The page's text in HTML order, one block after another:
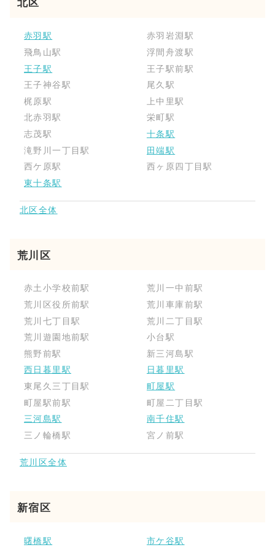
北区
赤羽駅
赤羽岩淵駅
飛鳥山駅
浮間舟渡駅
王子駅
王子駅前駅
王子神谷駅
尾久駅
梶原駅
上中里駅
北赤羽駅
栄町駅
志茂駅
十条駅
滝野川一丁目駅
田端駅
西ケ原駅
西ヶ原四丁目駅
東十条駅
北区全体
荒川区
赤土小学校前駅
荒川一中前駅
荒川区役所前駅
荒川車庫前駅
荒川七丁目駅
荒川二丁目駅
荒川遊園地前駅
小台駅
熊野前駅
新三河島駅
西日暮里駅
日暮里駅
東尾久三丁目駅
町屋駅
町屋駅前駅
町屋二丁目駅
三河島駅
南千住駅
三ノ輪橋駅
宮ノ前駅
荒川区全体
新宿区
曙橋駅 市ケ谷駅